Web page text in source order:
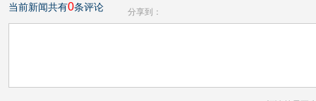
当前新闻共有0条评论 分享到：